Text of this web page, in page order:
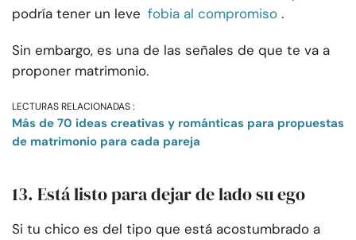
podría tener un leve fobia al compromiso .
Sin embargo, es una de las señales de que te va a
proponer matrimonio.
LECTURAS RELACIONADAS :
Más de 70 ideas creativas y románticas para propuestas
de matrimonio para cada pareja
13. Está listo para dejar de lado su ego
Si tu chico es del tipo que está acostumbrado a